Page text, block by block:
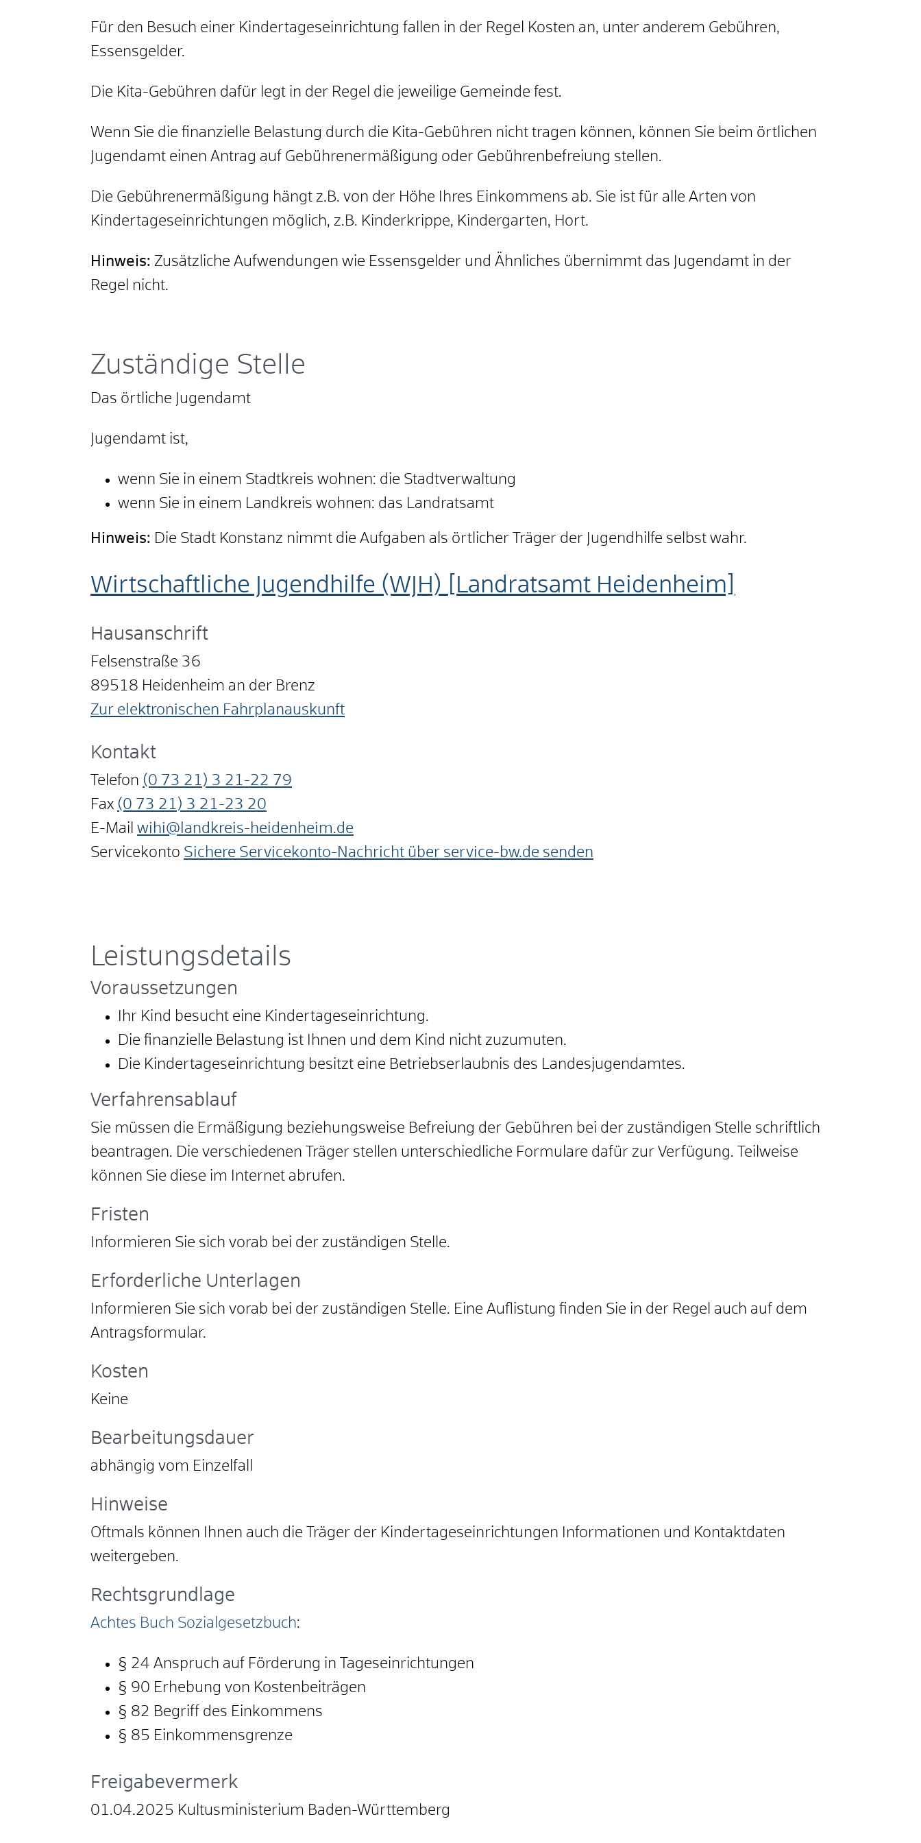
Für den Besuch einer Kindertageseinrichtung fallen in der Regel Kosten an, unter anderem Gebühren,
Essensgelder.
Die Kita-Gebühren dafür legt in der Regel die jeweilige Gemeinde fest.
Wenn Sie die finanzielle Belastung durch die Kita-Gebühren nicht tragen können, können Sie beim örtlichen
Jugendamt einen Antrag auf Gebührenermäßigung oder Gebührenbefreiung stellen.
Die Gebührenermäßigung hängt z.B. von der Höhe Ihres Einkommens ab. Sie ist für alle Arten von
Kindertageseinrichtungen möglich, z.B. Kinderkrippe, Kindergarten, Hort.
Hinweis: Zusätzliche Aufwendungen wie Essensgelder und Ähnliches übernimmt das Jugendamt in der
Regel nicht.
Zuständige Stelle
Das örtliche Jugendamt
Jugendamt ist,
wenn Sie in einem Stadtkreis wohnen: die Stadtverwaltung
wenn Sie in einem Landkreis wohnen: das Landratsamt
Hinweis: Die Stadt Konstanz nimmt die Aufgaben als örtlicher Träger der Jugendhilfe selbst wahr.
Wirtschaftliche Jugendhilfe (WJH) [Landratsamt Heidenheim]
Hausanschrift
Felsenstraße 36
89518 Heidenheim an der Brenz
Zur elektronischen Fahrplanauskunft
Kontakt
Telefon (0 73 21) 3 21-22 79
Fax (0 73 21) 3 21-23 20
E-Mail wihi@landkreis-heidenheim.de
Servicekonto Sichere Servicekonto-Nachricht über service-bw.de senden
Leistungsdetails
Voraussetzungen
Ihr Kind besucht eine Kindertageseinrichtung.
Die finanzielle Belastung ist Ihnen und dem Kind nicht zuzumuten.
Die Kindertageseinrichtung besitzt eine Betriebserlaubnis des Landesjugendamtes.
Verfahrensablauf
Sie müssen die Ermäßigung beziehungsweise Befreiung der Gebühren bei der zuständigen Stelle schriftlich
beantragen. Die verschiedenen Träger stellen unterschiedliche Formulare dafür zur Verfügung. Teilweise
können Sie diese im Internet abrufen.
Fristen
Informieren Sie sich vorab bei der zuständigen Stelle.
Erforderliche Unterlagen
Informieren Sie sich vorab bei der zuständigen Stelle. Eine Auflistung finden Sie in der Regel auch auf dem
Antragsformular.
Kosten
Keine
Bearbeitungsdauer
abhängig vom Einzelfall
Hinweise
Oftmals können Ihnen auch die Träger der Kindertageseinrichtungen Informationen und Kontaktdaten
weitergeben.
Rechtsgrundlage
Achtes Buch Sozialgesetzbuch:
§ 24 Anspruch auf Förderung in Tageseinrichtungen
§ 90 Erhebung von Kostenbeiträgen
§ 82 Begriff des Einkommens
§ 85 Einkommensgrenze
Freigabevermerk
01.04.2025 Kultusministerium Baden-Württemberg